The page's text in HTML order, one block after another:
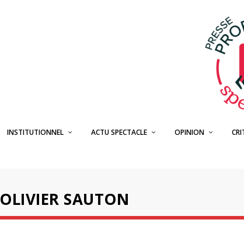
INSTITUTIONNEL ACTU SPECTACLE OPINION
OLIVIER SAUTON